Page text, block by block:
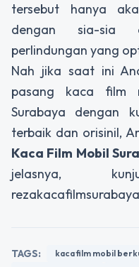
tersebut hanya
dengan sia-sia
perlindungan yang
Nah jika saat ini
pasang kaca film
Surabaya dengan
terbaik dan orisinil,
Kaca Film Mobil
jelasnya,
TAGS: kaca film mobil